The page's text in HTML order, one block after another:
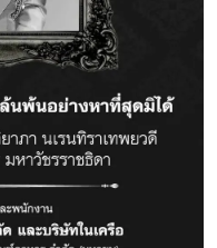
โหลดเลยโลตัสแอป